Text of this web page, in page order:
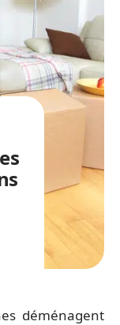
déménagent